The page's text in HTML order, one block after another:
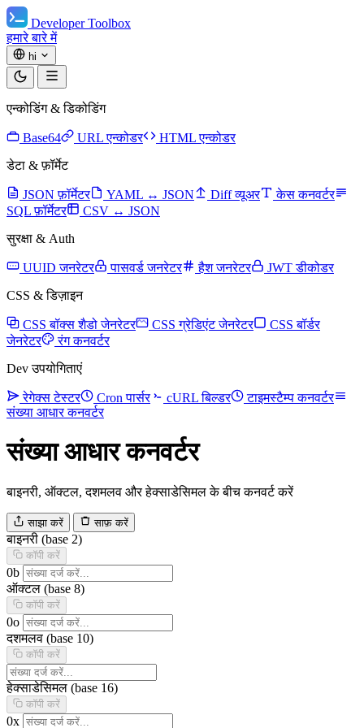
Developer Toolbox
हमारे बारे में
hi
एन्कोडिंग & डिकोडिंग
Base64 URL एन्कोडर
HTML एन्कोडर
डेटा & फ़ॉर्मेट
JSON फ़ॉर्मेटर YAML ↔ JSON Diff व्यूअर
केस कनवर्टर
SQL फ़ॉर्मेटर
CSV ↔ JSON
सुरक्षा & Auth
UUID जनरेटर पासवर्ड जनरेटर हैश जनरेटर
JWT डीकोडर
CSS & डिज़ाइन
CSS बॉक्स शैडो जेनरेटर CSS ग्रेडिएंट जेनरेटर
CSS बॉर्डर
जेनरेटर
रंग कनवर्टर
Dev उपयोगिताएं
रेगेक्स टेस्टर Cron पार्सर cURL बिल्डर
टाइमस्टैम्प कनवर्टर
संख्या आधार कनवर्टर
संख्या आधार कनवर्टर
बाइनरी, ऑक्टल, दशमलव और हेक्साडेसिमल के बीच कनवर्ट करें
साझा करें साफ़ करें
बाइनरी (base 2)
कॉपी करें
0b
ऑक्टल (base 8)
कॉपी करें
0o
दशमलव (base 10)
कॉपी करें
हेक्साडेसिमल (base 16)
कॉपी करें
0x